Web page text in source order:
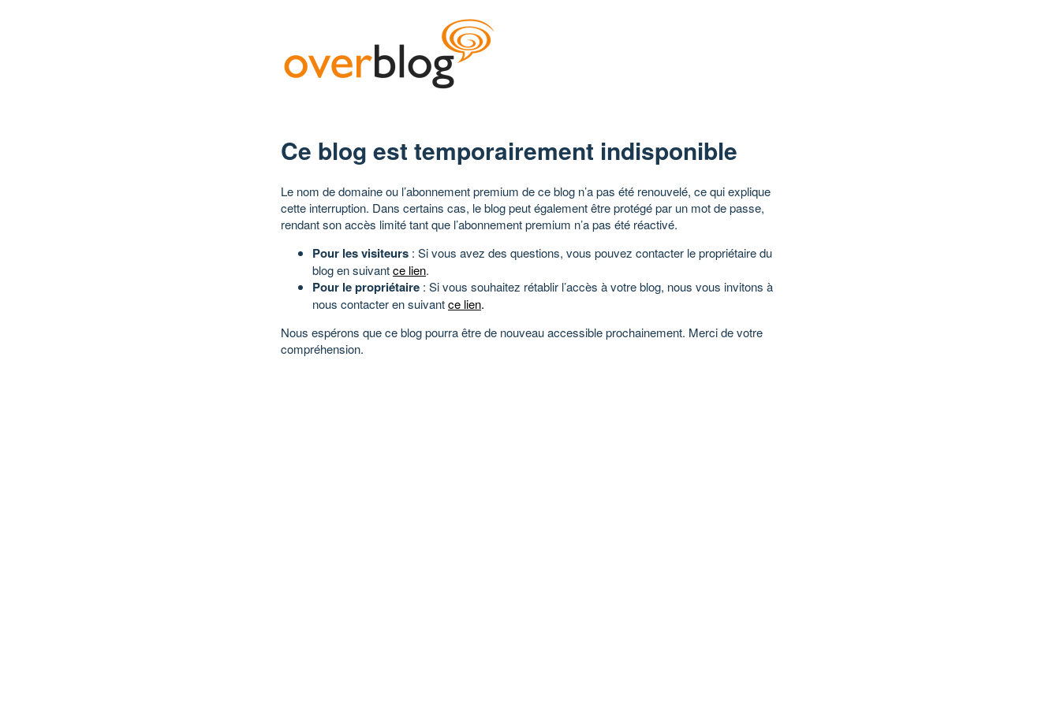
Ce blog est temporairement indisponible
Le nom de domaine ou l’abonnement premium de ce blog n’a pas été renouvelé, ce qui explique
cette interruption. Dans certains cas, le blog peut également être protégé par un mot de passe,
rendant son accès limité tant que l’abonnement premium n’a pas été réactivé.
Pour les visiteurs : Si vous avez des questions, vous pouvez contacter le propriétaire du
blog en suivantce lien.
Pour le propriétaire : Si vous souhaitez rétablir l’accès à votre blog, nous vous invitons à
nous contacter en suivantce lien.
Nous espérons que ce blog pourra être de nouveau accessible prochainement. Merci de votre
compréhension.